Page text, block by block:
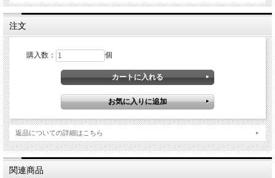
注文
購入数： 個
返品についての詳細はこちら
関連商品